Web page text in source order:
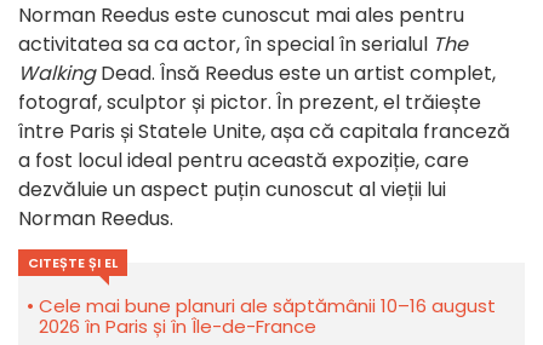
Norman Reedus este cunoscut mai ales pentru
activitatea sa ca actor, în special în serialul The
WalkingDead. Însă Reedus este un artist complet,
fotograf, sculptor și pictor. În prezent, el trăiește
între Paris și Statele Unite, așa că capitala franceză
a fost locul ideal pentru această expoziție, care
dezvăluie un aspect puțin cunoscut al vieții lui
Norman Reedus.
CITEȘTE ȘI EL
Cele mai bune planuri ale săptămânii 10–16 august
2026 în Paris și în Île-de-France